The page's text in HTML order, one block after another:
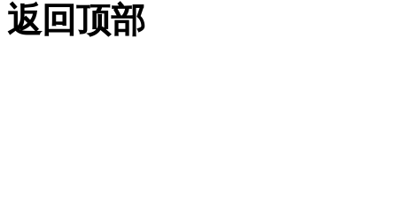
返回顶部